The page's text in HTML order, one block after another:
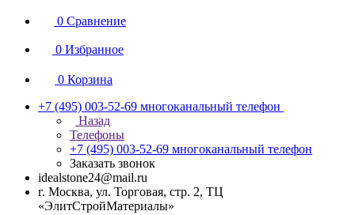
0 Сравнение
0 Избранное
0 Корзина
+7 (495) 003-52-69 многоканальный телефон
Назад
Телефоны
+7 (495) 003-52-69 многоканальный телефон
Заказать звонок
idealstone24@mail.ru
г. Москва, ул. Торговая, стр. 2, ТЦ
«ЭлитСтройМатериалы»